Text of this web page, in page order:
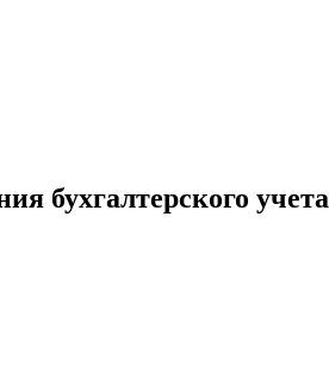
бухгалтерского учета